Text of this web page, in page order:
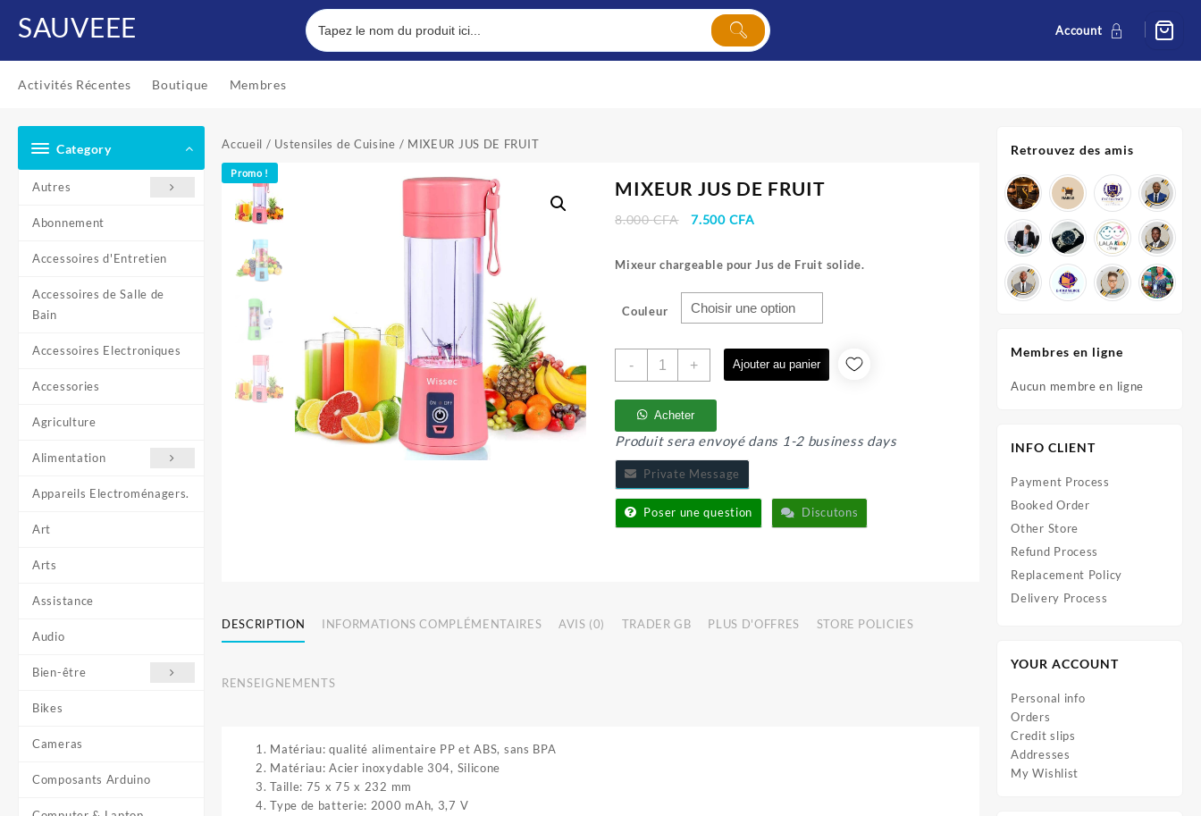
SAUVEEE Account
Activités Récentes Boutique Membres
Category
Autres
Abonnement
Accessoires d'Entretien
Accessoires de Salle de
Bain
Accessoires Electroniques
Accessories
Agriculture
Alimentation
Appareils Electroménagers.
Art
Arts
Assistance
Audio
Bien-être
Bikes
Cameras
Composants Arduino
Accueil / Ustensiles de Cuisine / MIXEUR JUS DE FRUIT
Promo !
MIXEUR JUS DE FRUIT
8.000CFA
Le
8.000 CFA.
7.500 CFALe
7.500 CFA.
Mixeur chargeable pour Jus de Fruit solide.
Couleur
-
quantité
JUS
DE
+ Ajouter au panier
Acheter
Produit sera envoyé dans 1-2 business days
Private Message
Poser une question Discutons
DESCRIPTION INFORMATIONS COMPLÉMENTAIRES AVIS (0) TRADER GB PLUS D'OFFRES STORE POLICIES
RENSEIGNEMENTS
Matériau: qualité alimentaire PP et ABS, sans BPA
Matériau: Acier inoxydable 304, Silicone
Taille: 75 x 75 x 232 mm
Type de batterie: 2000 mAh, 3,7 V
Retrouvez des amis
Membres en ligne
Aucun membre en ligne
INFO CLIENT
Payment Process
Booked Order
Other Store
Refund Process
Replacement Policy
Delivery Process
YOUR ACCOUNT
Personal info
Orders
Credit slips
Addresses
My Wishlist